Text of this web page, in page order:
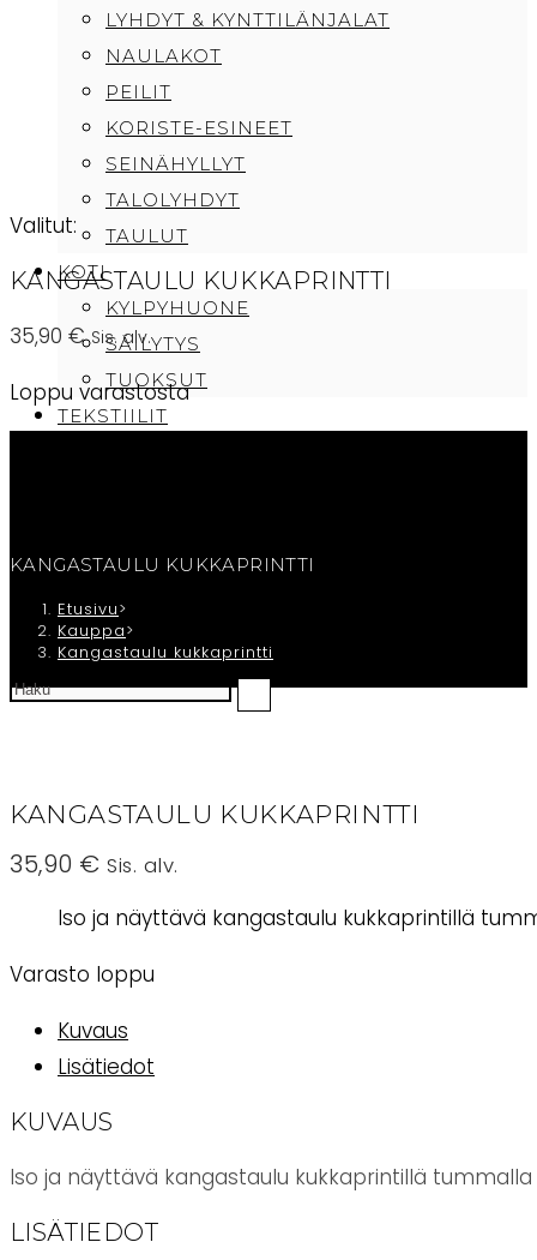
LYHDYT & KYNTTILÄNJALAT
NAULAKOT
PEILIT
KORISTE-ESINEET
SEINÄHYLLYT
TALOLYHDYT
TAULUT
KOTI
KYLPYHUONE
SÄILYTYS
TUOKSUT
TEKSTIILIT
CAFE SAMMI
OSTOSKORI
Valitut:
KANGASTAULU KUKKAPRINTTI
35,90 € Sis. alv.
Loppu varastosta
KANGASTAULU KUKKAPRINTTI
Etusivu>
Kauppa>
Kangastaulu kukkaprintti
KANGASTAULU KUKKAPRINTTI
35,90 € Sis. alv.
Iso ja näyttävä kangastaulu kukkaprintillä
Varasto loppu
Kuvaus
Lisätiedot
KUVAUS
Iso ja näyttävä kangastaulu kukkaprintillä tummalla
LISÄTIEDOT